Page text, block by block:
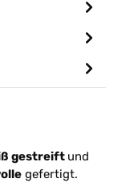
gestreift und
gefertigt.